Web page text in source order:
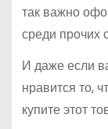
так важно
среди прочих
И даже если
нравится то,
купите этот